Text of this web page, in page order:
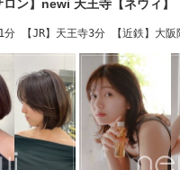
ロン】newi 天王寺【ネウィ】
1分 【JR】天王寺3分 【近鉄】大阪